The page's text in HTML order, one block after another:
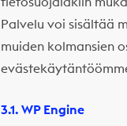
Palvelu voi sisältää
muiden kolmansien
3.1. WP Engine